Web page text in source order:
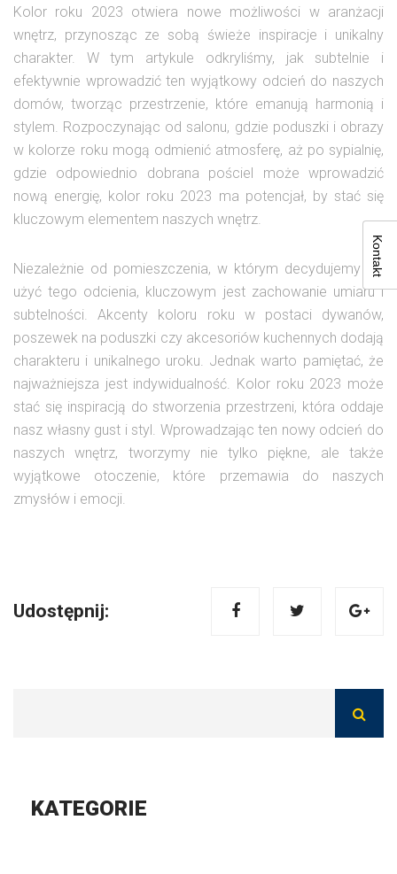
Kolor roku 2023 otwiera nowe możliwości w aranżacji
wnętrz, przynosząc ze sobą świeże inspiracje i unikalny
charakter. W tym artykule odkryliśmy, jak subtelnie i
efektywnie wprowadzić ten wyjątkowy odcień do naszych
domów, tworząc przestrzenie, które emanują harmonią i
stylem. Rozpoczynając od salonu, gdzie poduszki i obrazy
w kolorze roku mogą odmienić atmosferę, aż po sypialnię,
gdzie odpowiednio dobrana pościel może wprowadzić
nową energię, kolor roku 2023 ma potencjał, by stać się
kluczowym elementem naszych wnętrz.
Niezależnie od pomieszczenia, w którym decydujemy się
użyć tego odcienia, kluczowym jest zachowanie umiaru i
subtelności. Akcenty koloru roku w postaci dywanów,
poszewek na poduszki czy akcesoriów kuchennych dodają
charakteru i unikalnego uroku. Jednak warto pamiętać, że
najważniejsza jest indywidualność. Kolor roku 2023 może
stać się inspiracją do stworzenia przestrzeni, która oddaje
nasz własny gust i styl. Wprowadzając ten nowy odcień do
naszych wnętrz, tworzymy nie tylko piękne, ale także
wyjątkowe otoczenie, które przemawia do naszych
zmysłów i emocji.
Udostępnij:
KATEGORIE
Kontakt